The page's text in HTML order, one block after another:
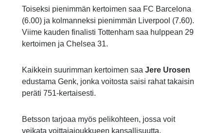
Toiseksi pienimmän kertoimen saa FC Barcelona
(6.00) ja kolmanneksi pienimmän Liverpool (7.60).
Viime kauden finalisti Tottenham saa hulppean 29
kertoimen ja Chelsea 31.
Kaikkein suurimman kertoimen saa Jere Urosen
edustama Genk, jonka voitosta saisi rahat takaisin
peräti 751-kertaisesti.
Betsson tarjoaa myös pelikohteen, jossa voit
veikata voittajajoukkueen kansallisuutta.